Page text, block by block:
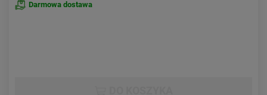
Darmowa dostawa